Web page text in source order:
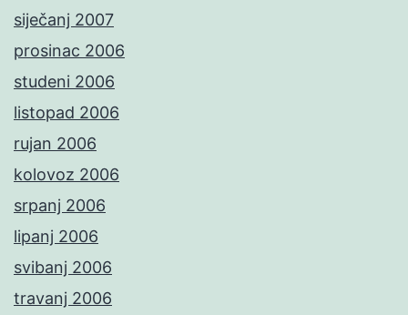
siječanj 2007
prosinac 2006
studeni 2006
listopad 2006
rujan 2006
kolovoz 2006
srpanj 2006
lipanj 2006
svibanj 2006
travanj 2006